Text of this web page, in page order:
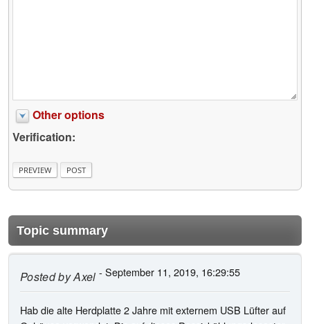
Other options
Verification:
Topic summary
Posted byAxel - September 11, 2019, 16:29:55
Hab die alte Herdplatte 2 Jahre mit externem USB Lüfter auf